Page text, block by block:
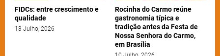
FIDCs: entre crescimento e
qualidade
13 Julho, 2026
Rocinha do Carmo reúne
gastronomia típica e
tradição antes da Festa de
Nossa Senhora do Carmo,
em Brasília